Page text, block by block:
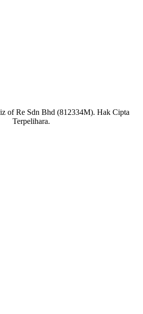
of Re Sdn Bhd (812334M). Hak Cipta
Terpelihara.